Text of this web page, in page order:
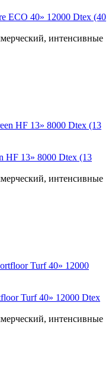
ECO 40» 12000 Dtex (40
интенсивные
HF 13» 8000 Dtex (13
интенсивные
Turf 40» 12000 Dtex
интенсивные